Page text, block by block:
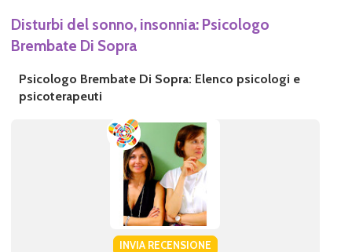
Disturbi del sonno, insonnia: Psicologo
Brembate Di Sopra
Psicologo Brembate Di Sopra: Elenco psicologi e
psicoterapeuti
INVIA RECENSIONE